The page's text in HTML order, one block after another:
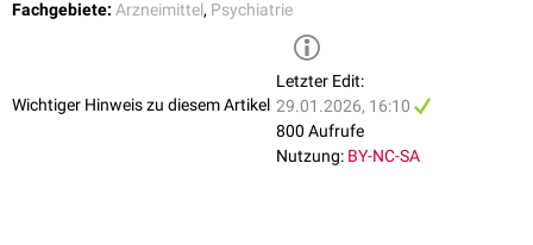
Fachgebiete: Arzneimittel, Psychiatrie
Wichtiger Hinweis zu diesem Artikel
Letzter Edit:
29.01.2026, 16:10
800 Aufrufe
Nutzung: BY-NC-SA